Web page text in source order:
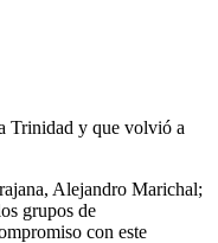
Trinidad y que volvió a
Alejandro Marichal;
grupos de
con este